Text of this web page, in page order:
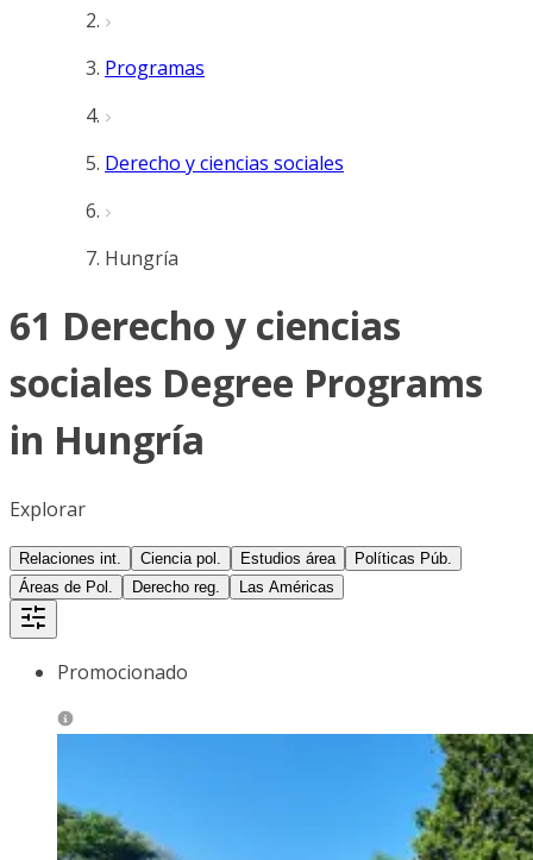
Programas
Derecho y ciencias sociales
Hungría
61 Derecho y ciencias
sociales Degree Programs
in Hungría
Explorar
Relaciones int. Ciencia pol. Estudios área
Políticas Púb.
Áreas de Pol.
Derecho reg. Las Américas
Promocionado